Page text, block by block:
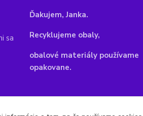
sa
Ďakujem, Janka.
Recyklujeme obaly,
obalové materiály používame
opakovane.